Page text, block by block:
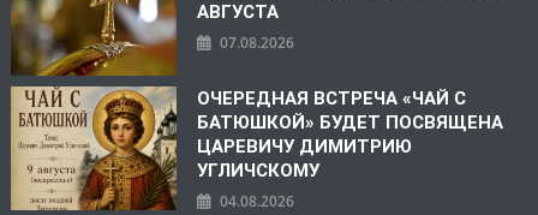
АВГУСТА
07.08.2026
ОЧЕРЕДНАЯ ВСТРЕЧА «ЧАЙ С
БАТЮШКОЙ» БУДЕТ ПОСВЯЩЕНА
ЦАРЕВИЧУ ДИМИТРИЮ
УГЛИЧСКОМУ
04.08.2026